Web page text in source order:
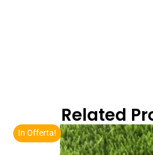
Related
In Offerta!